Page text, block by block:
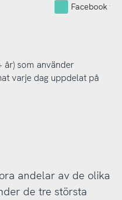
Facebook
år) som använder
varje dag uppdelat på
andelar av de olika
de tre största